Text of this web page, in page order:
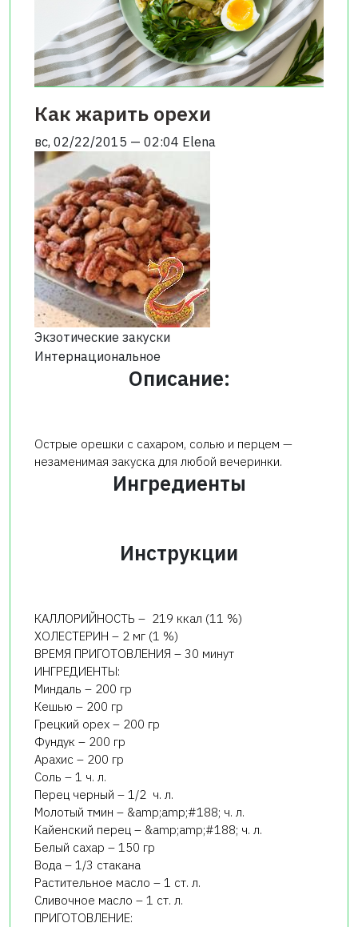
Как жарить орехи
вс, 02/22/2015 — 02:04 Elena
Экзотические закуски
Интернациональное
Описание:
Острые орешки с сахаром, солью и перцем —
незаменимая закуска для любой вечеринки.
Ингредиенты
Инструкции
КАЛЛОРИЙНОСТЬ – 219 ккал (11 %)
ХОЛЕСТЕРИН – 2 мг (1 %)
ВРЕМЯ ПРИГОТОВЛЕНИЯ – 30 минут
ИНГРЕДИЕНТЫ:
Миндаль – 200 гр
Кешью – 200 гр
Грецкий орех – 200 гр
Фундук – 200 гр
Арахис – 200 гр
Соль – 1 ч. л.
Перец черный – 1/2 ч. л.
Молотый тмин – &amp;amp;#188; ч. л.
Кайенский перец – &amp;amp;#188; ч. л.
Белый сахар – 150 гр
Вода – 1/3 стакана
Растительное масло – 1 ст. л.
Сливочное масло – 1 ст. л.
ПРИГОТОВЛЕНИЕ: